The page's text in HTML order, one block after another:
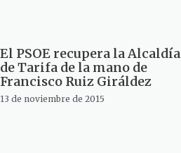
El PSOE recupera la Alcaldía
de Tarifa de la mano de
Francisco Ruiz Giráldez
13 de noviembre de 2015